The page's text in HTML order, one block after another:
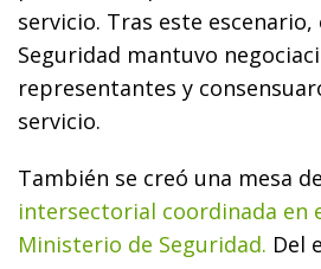
servicio. Tras este
Seguridad mantuvo
representantes y
servicio.
También se creó una mesa de
intersectorial coordinada en
Ministerio de Seguridad. Del